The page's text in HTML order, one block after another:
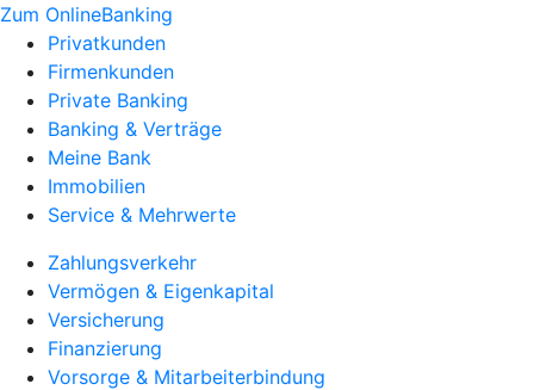
Zum OnlineBanking
Privatkunden
Firmenkunden
Private Banking
Banking & Verträge
Meine Bank
Immobilien
Service & Mehrwerte
Zahlungsverkehr
Vermögen & Eigenkapital
Versicherung
Finanzierung
Vorsorge & Mitarbeiterbindung